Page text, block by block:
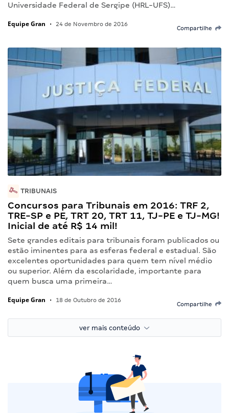
Universidade Federal de Sergipe (HRL-UFS)…
Equipe Gran • 24 de Novembro de 2016
Compartilhe
TRIBUNAIS
Concursos para Tribunais em 2016: TRF 2,
TRE-SP e PE, TRT 20, TRT 11, TJ-PE e TJ-MG!
Inicial de até R$ 14 mil!
Sete grandes editais para tribunais foram publicados ou
estão iminentes para as esferas federal e estadual. São
excelentes oportunidades para quem tem nível médio
ou superior. Além da escolaridade, importante para
quem busca uma primeira…
Equipe Gran • 18 de Outubro de 2016
Compartilhe
ver mais conteúdo